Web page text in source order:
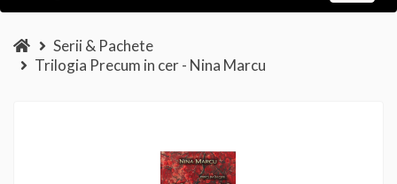
Serii & Pachete
Trilogia Precum in cer - Nina Marcu